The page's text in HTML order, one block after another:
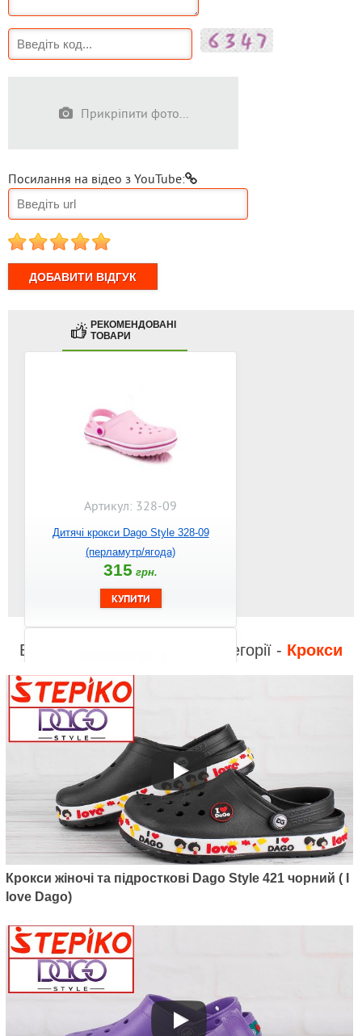
Прикріпити фото...
Посилання на відео з YouTube:
1 2 3 4 5
РЕКОМЕНДОВАНІ
ТОВАРИ
Артикул: 328-09
Дитячі крокси Dago Style 328-09
(перламутр/ягода)
315 грн.
Артикул: M6001-07
Дитячі утеплені сабо Dago Style
M6001-07 (чорний)
375грн.
Відео до інших товарів з категорії - Крокси
Крокси жіночі та підросткові Dago Style 421 чорний ( I
love Dago)